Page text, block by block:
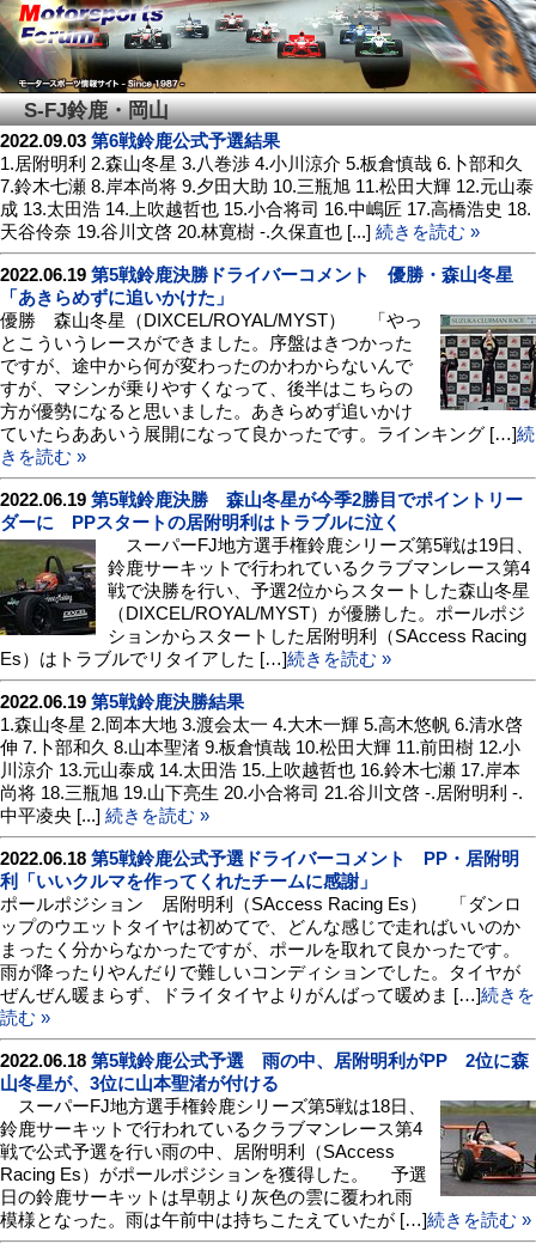
S-FJ鈴鹿・岡山
2022.09.03 第6戦鈴鹿公式予選結果
1.居附明利 2.森山冬星 3.八巻渉 4.小川涼介 5.板倉慎哉 6.卜部和久
7.鈴木七瀬 8.岸本尚将 9.夕田大助 10.三瓶旭 11.松田大輝 12.元山泰
成 13.太田浩 14.上吹越哲也 15.小合将司 16.中嶋匠 17.高橋浩史 18.
天谷伶奈 19.谷川文啓 20.林寛樹 -.久保直也 [...] 続きを読む »
2022.06.19 第5戦鈴鹿決勝ドライバーコメント 優勝・森山冬星
「あきらめずに追いかけた」
優勝 森山冬星（DIXCEL/ROYAL/MYST） 「やっ
とこういうレースができました。序盤はきつかった
ですが、途中から何が変わったのかわからないんで
すが、マシンが乗りやすくなって、後半はこちらの
方が優勢になると思いました。あきらめず追いかけ
ていたらああいう展開になって良かったです。ラインキング […]続
きを読む »
2022.06.19 第5戦鈴鹿決勝 森山冬星が今季2勝目でポイントリー
ダーに PPスタートの居附明利はトラブルに泣く
スーパーFJ地方選手権鈴鹿シリーズ第5戦は19日、
鈴鹿サーキットで行われているクラブマンレース第4
戦で決勝を行い、予選2位からスタートした森山冬星
（DIXCEL/ROYAL/MYST）が優勝した。ポールポジ
ションからスタートした居附明利（SAccess Racing
Es）はトラブルでリタイアした […]続きを読む »
2022.06.19 第5戦鈴鹿決勝結果
1.森山冬星 2.岡本大地 3.渡会太一 4.大木一輝 5.高木悠帆 6.清水啓
伸 7.卜部和久 8.山本聖渚 9.板倉慎哉 10.松田大輝 11.前田樹 12.小
川涼介 13.元山泰成 14.太田浩 15.上吹越哲也 16.鈴木七瀬 17.岸本
尚将 18.三瓶旭 19.山下亮生 20.小合将司 21.谷川文啓 -.居附明利 -.
中平凌央 [...] 続きを読む »
2022.06.18 第5戦鈴鹿公式予選ドライバーコメント PP・居附明
利「いいクルマを作ってくれたチームに感謝」
ポールポジション 居附明利（SAccess Racing Es） 「ダンロ
ップのウエットタイヤは初めてで、どんな感じで走ればいいのか
まったく分からなかったですが、ポールを取れて良かったです。
雨が降ったりやんだりで難しいコンディションでした。タイヤが
ぜんぜん暖まらず、ドライタイヤよりがんばって暖めま […]続きを
読む »
2022.06.18 第5戦鈴鹿公式予選 雨の中、居附明利がPP 2位に森
山冬星が、3位に山本聖渚が付ける
スーパーFJ地方選手権鈴鹿シリーズ第5戦は18日、
鈴鹿サーキットで行われているクラブマンレース第4
戦で公式予選を行い雨の中、居附明利（SAccess
Racing Es）がポールポジションを獲得した。 予選
日の鈴鹿サーキットは早朝より灰色の雲に覆われ雨
模様となった。雨は午前中は持ちこたえていたが […]続きを読む »